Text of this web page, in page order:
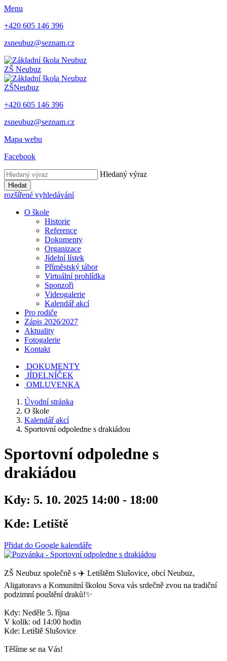
Menu
+420 605 146 396
zsneubuz@seznam.cz
ZŠ Neubuz
ZŠNeubuz
+420 605 146 396
zsneubuz@seznam.cz
Mapa webu
Facebook
Hledaný výraz
Hledat
rozšířené vyhledávání
O škole
Historie
Reference
Dokumenty
Organizace
Jídelní lístek
Příměstský tábor
Virtuální prohlídka
Sponzoři
Videogalerie
Kalendář akcí
Pro rodiče
Zápis 2026⁄2027
Aktuality
Fotogalerie
Kontakt
DOKUMENTY
JÍDELNÍČEK
OMLUVENKA
Úvodní stránka
O škole
Kalendář akcí
Sportovní odpoledne s drakiádou
Sportovní odpoledne s
drakiádou
Kdy: 5. 10. 2025 14:00 - 18:00
Kde: Letiště
Přidat do Google kalendáře
ZŠ Neubuz společně s ✈️ Letištěm Slušovice, obcí Neubuz,
Aligatoravs a Komunitní školou Sova vás srdečně zvou na tradiční
podzimní pouštění draků!✨
Kdy: Neděle 5. října
V kolik: od 14:00 hodin
Kde: Letiště Slušovice
Těšíme se na Vás!